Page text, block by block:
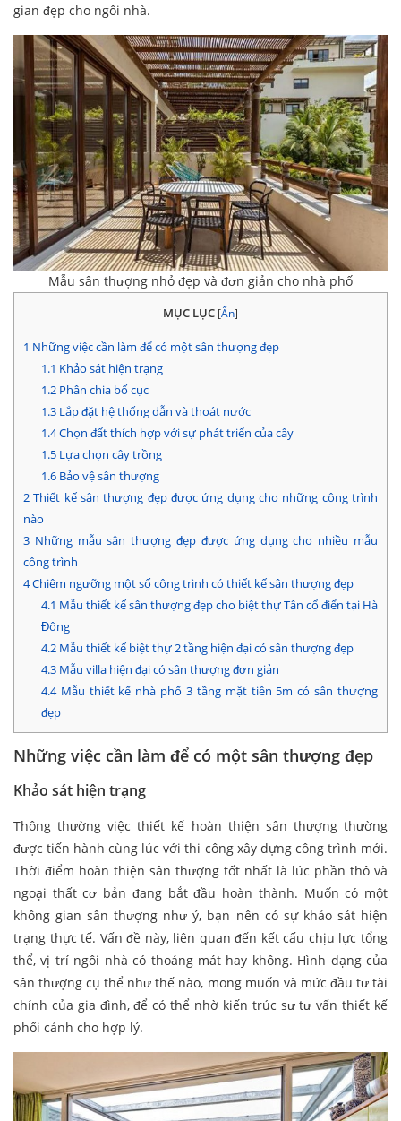
gian đẹp cho ngôi nhà.
Mẫu sân thượng nhỏ đẹp và đơn giản cho nhà phố
MỤC LỤC [Ẩn]
1 Những việc cần làm để có một sân thượng đẹp
1.1 Khảo sát hiện trạng
1.2Phân chia bố cục
1.3Lắp đặt hệ thống dẫn và thoát nước
1.4Chọn đất thích hợp với sự phát triển của cây
1.5Lựa chọn cây trồng
1.6Bảo vệ sân thượng
2 Thiết kế sân thượng đẹp được ứng dụng cho những công trình
nào
3 Những mẫu sân thượng đẹp được ứng dụng cho nhiều mẫu
công trình
4Chiêm ngưỡng một số công trình có thiết kế sân thượng đẹp
4.1 Mẫu thiết kế sân thượng đẹp cho biệt thự Tân cổ điển tại Hà
Đông
4.2Mẫu thiết kế biệt thự 2 tầng hiện đại có sân thượng đẹp
4.3Mẫu villa hiện đại có sân thượng đơn giản
4.4Mẫu thiết kế nhà phố 3 tầng mặt tiền 5m có sân thượng
đẹp
Những việc cần làm để có một sân thượng đẹp
Khảo sát hiện trạng
Thông thường việc thiết kế hoàn thiện sân thượng thường
được tiến hành cùng lúc với thi công xây dựng công trình mới.
Thời điểm hoàn thiện sân thượng tốt nhất là lúc phần thô và
ngoại thất cơ bản đang bắt đầu hoàn thành. Muốn có một
không gian sân thượng như ý, bạn nên có sự khảo sát hiện
trạng thực tế. Vấn đề này, liên quan đến kết cấu chịu lực tổng
thể, vị trí ngôi nhà có thoáng mát hay không. Hình dạng của
sân thượng cụ thể như thế nào, mong muốn và mức đầu tư tài
chính của gia đình, để có thể nhờ kiến trúc sư tư vấn thiết kế
phối cảnh cho hợp lý.